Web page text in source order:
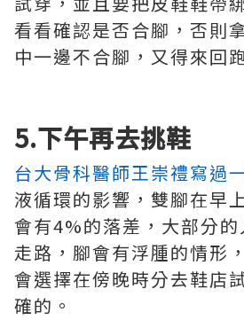
看看確認是否合腳，否則
中一邊不合腳，又得來回
5.下午再去挑鞋
台大骨科醫師王崇禮寫過
液循環的影響，雙腳在早
會有4%的落差，大部分
走路，腳會有浮腫的情形
會選擇在傍晚時分去鞋店
確的。